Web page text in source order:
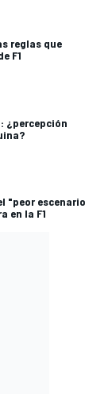
reglas que
F1
¿percepción
"peor escenario
en la F1